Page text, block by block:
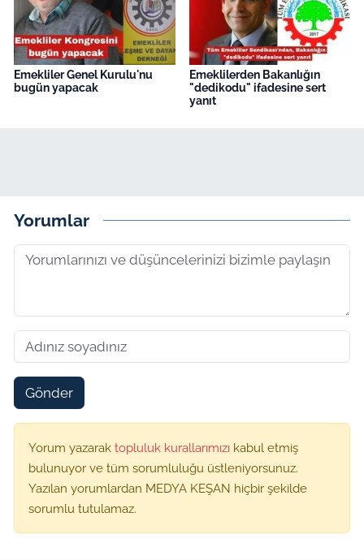
Emekliler Genel Kurulu'nu
bugün yapacak
Emeklilerden Bakanlığın
"dedikodu" ifadesine sert
yanıt
Yorumlar
Gönder
Yorum yazarak topluluk kurallarımızı kabul etmiş
bulunuyor ve tüm sorumluluğu üstleniyorsunuz.
Yazılan yorumlardan MEDYA KEŞAN hiçbir şekilde
sorumlu tutulamaz.